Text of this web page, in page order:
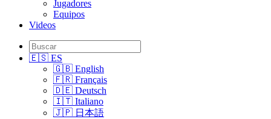
Jugadores
Equipos
Videos
🇪🇸 ES
🇬🇧 English
🇫🇷 Français
🇩🇪 Deutsch
🇮🇹 Italiano
🇯🇵 日本語